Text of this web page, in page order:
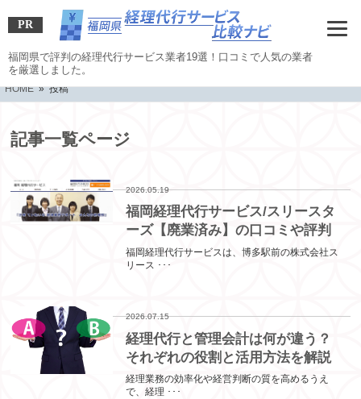
PR
福岡県で評判の経理代行サービス業者19選！口コミで人気の業者
を厳選しました。
HOME» 投稿
記事一覧ページ
2026.05.19
福岡経理代行サービス/スリースタ
ーズ【廃業済み】の口コミや評判
福岡経理代行サービスは、博多駅前の株式会社ス
リース ･･･
2026.07.15
経理代行と管理会計は何が違う？
それぞれの役割と活用方法を解説
経理業務の効率化や経営判断の質を高めるうえ
で、経理 ･･･